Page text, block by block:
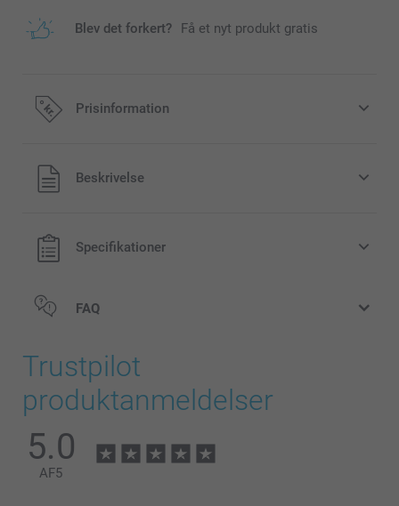
Blev det forkert? Få et nyt produkt gratis
Prisinformation
Alle priser inklusive moms og uden
forsendelsesomkostninger
Beskrivelse
Specifikationer
FAQ
Trustpilot
produktanmeldelser
5.0
AF5